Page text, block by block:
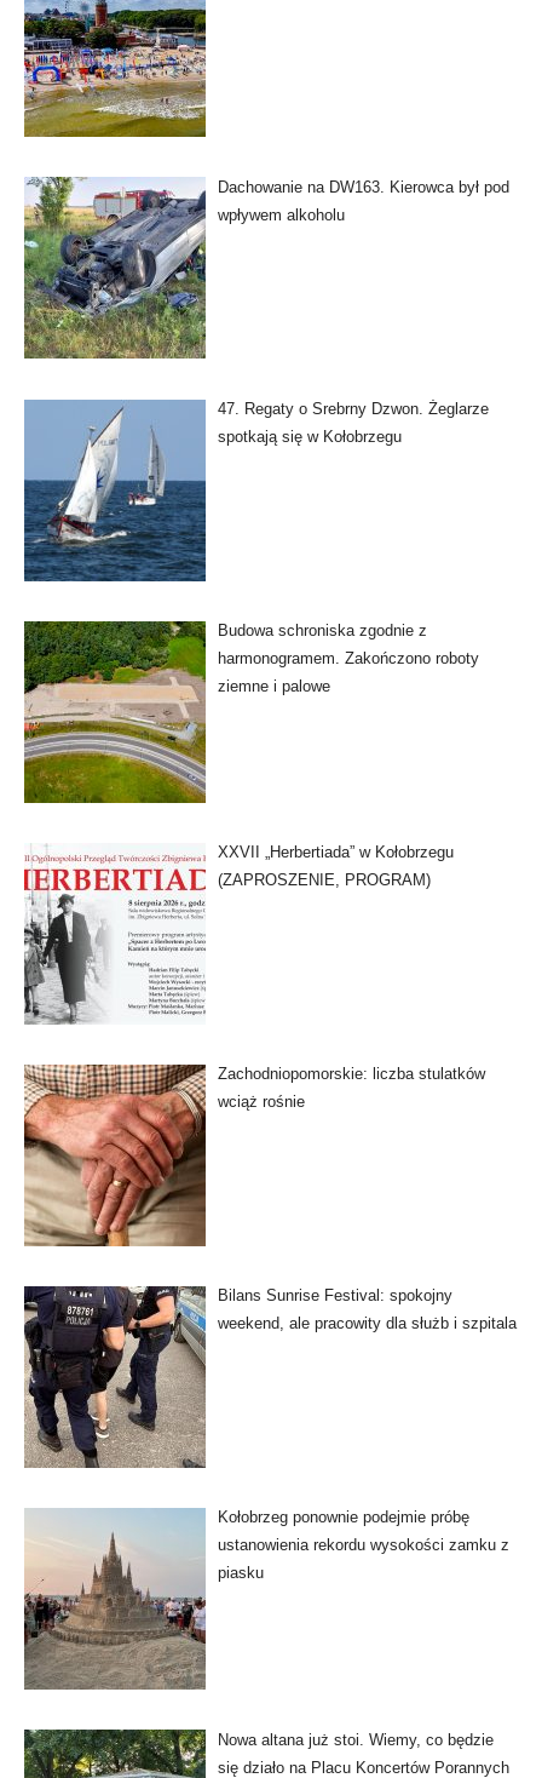
Dachowanie na DW163. Kierowca był pod
wpływem alkoholu
47. Regaty o Srebrny Dzwon. Żeglarze
spotkają się w Kołobrzegu
Budowa schroniska zgodnie z
harmonogramem. Zakończono roboty
ziemne i palowe
XXVII „Herbertiada” w Kołobrzegu
(ZAPROSZENIE, PROGRAM)
Zachodniopomorskie: liczba stulatków
wciąż rośnie
Bilans Sunrise Festival: spokojny
weekend, ale pracowity dla służb i szpitala
Kołobrzeg ponownie podejmie próbę
ustanowienia rekordu wysokości zamku z
piasku
Nowa altana już stoi. Wiemy, co będzie
się działo na Placu Koncertów Porannych